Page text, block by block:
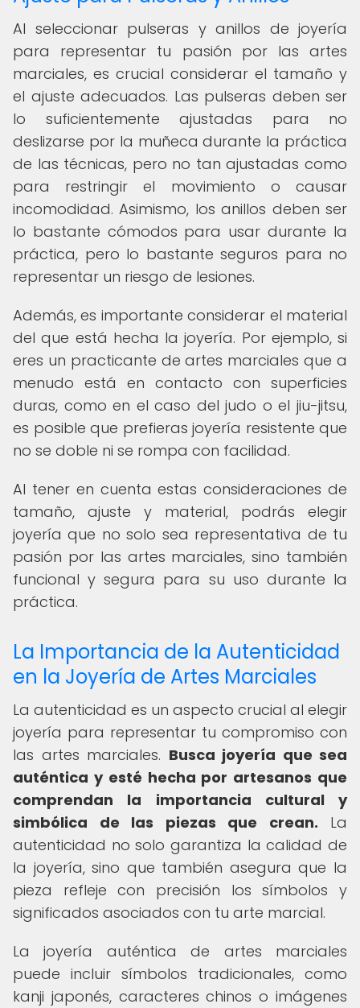
Al seleccionar pulseras y anillos de joyería
para representar tu pasión por las artes
marciales, es crucial considerar el tamaño y
el ajuste adecuados. Las pulseras deben ser
lo suficientemente ajustadas para no
deslizarse por la muñeca durante la práctica
de las técnicas, pero no tan ajustadas como
para restringir el movimiento o causar
incomodidad. Asimismo, los anillos deben ser
lo bastante cómodos para usar durante la
práctica, pero lo bastante seguros para no
representar un riesgo de lesiones.
Además, es importante considerar el material
del que está hecha la joyería. Por ejemplo, si
eres un practicante de artes marciales que a
menudo está en contacto con superficies
duras, como en el caso del judo o el jiu-jitsu,
es posible que prefieras joyería resistente que
no se doble ni se rompa con facilidad.
Al tener en cuenta estas consideraciones de
tamaño, ajuste y material, podrás elegir
joyería que no solo sea representativa de tu
pasión por las artes marciales, sino también
funcional y segura para su uso durante la
práctica.
La Importancia de la Autenticidad
en la Joyería de Artes Marciales
La autenticidad es un aspecto crucial al elegir
joyería para representar tu compromiso con
las artes marciales. Busca joyería que sea
auténtica y esté hecha por artesanos que
comprendan la importancia cultural y
simbólica de las piezas que crean. La
autenticidad no solo garantiza la calidad de
la joyería, sino que también asegura que la
pieza refleje con precisión los símbolos y
significados asociados con tu arte marcial.
La joyería auténtica de artes marciales
puede incluir símbolos tradicionales, como
kanji japonés, caracteres chinos o imágenes